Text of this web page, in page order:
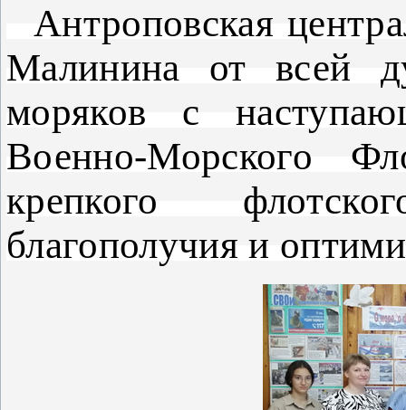
Антроповская
Малинина от всей
моряков с
Военно-Морского
крепкого
благополучия и